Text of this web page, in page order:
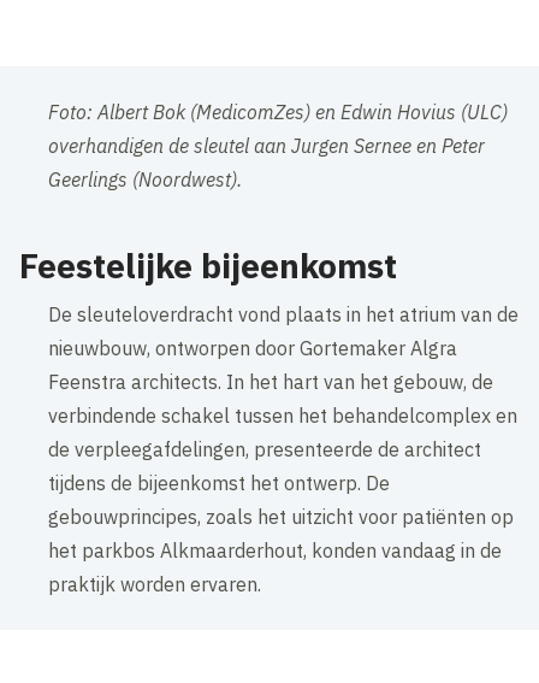
Foto: Albert Bok (MedicomZes) en Edwin Hovius (ULC)
overhandigen de sleutel aan Jurgen Sernee en Peter
Geerlings (Noordwest).
Feestelijke bijeenkomst
De sleuteloverdracht vond plaats in het atrium van de
nieuwbouw, ontworpen door Gortemaker Algra
Feenstra architects. In het hart van het gebouw, de
verbindende schakel tussen het behandelcomplex en
de verpleegafdelingen, presenteerde de architect
tijdens de bijeenkomst het ontwerp. De
gebouwprincipes, zoals het uitzicht voor patiënten op
het parkbos Alkmaarderhout, konden vandaag in de
praktijk worden ervaren.